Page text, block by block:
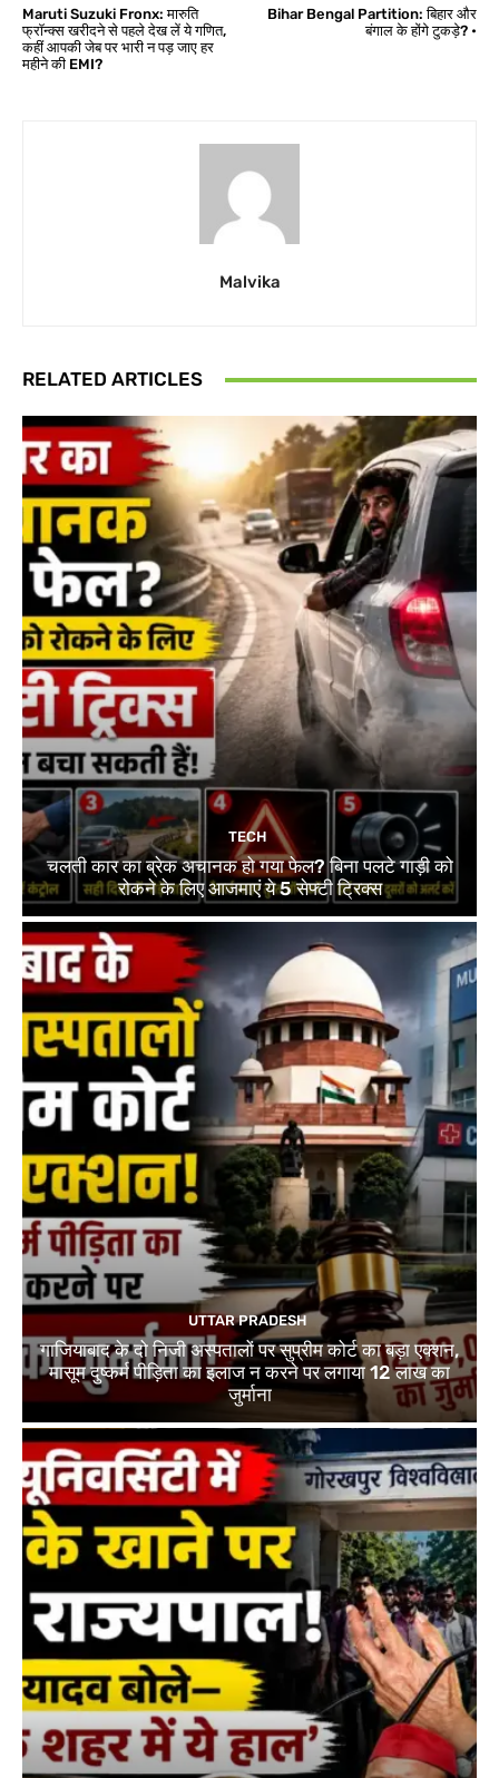
Maruti Suzuki Fronx: मारुति
फ्रॉन्क्स खरीदने से पहले देख लें ये गणित,
कहीं आपकी जेब पर भारी न पड़ जाए हर
महीने की EMI?
Bihar Bengal Partition: बिहार और
बंगाल के होंगे टुकड़े? •
Malvika
RELATED ARTICLES
TECH
चलती कार का ब्रेक अचानक हो गया फेल? बिना पलटे गाड़ी को
रोकने के लिए आजमाएं ये 5 सेफ्टी ट्रिक्स
UTTAR PRADESH
गाजियाबाद के दो निजी अस्पतालों पर सुप्रीम कोर्ट का बड़ा एक्शन,
मासूम दुष्कर्म पीड़िता का इलाज न करने पर लगाया 12 लाख का
जुर्माना